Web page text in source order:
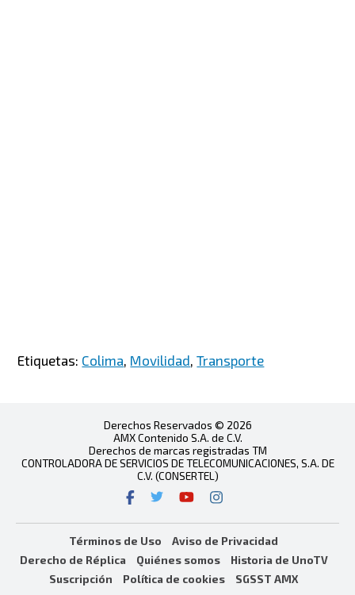
Etiquetas: Colima, Movilidad,Transporte
Derechos Reservados © 2026
AMX Contenido S.A. de C.V.
Derechos de marcas registradas TM
CONTROLADORA DE SERVICIOS DE TELECOMUNICACIONES, S.A. DE
C.V. (CONSERTEL)
Términos de Uso
Aviso de Privacidad
Derecho de Réplica
Quiénes somos
Historia de UnoTV
Suscripción
Política de cookies SGSST AMX